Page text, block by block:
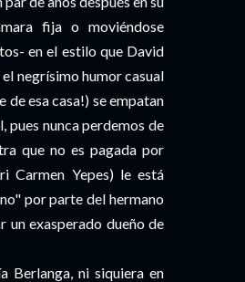
fija o moviéndose
en el estilo que David
negrísimo humor casual
de esa casa!) se empatan
pues nunca perdemos de
que no es pagada por
Carmen Yepes) le está
por parte del hermano
un exasperado dueño de
Berlanga, ni siquiera en